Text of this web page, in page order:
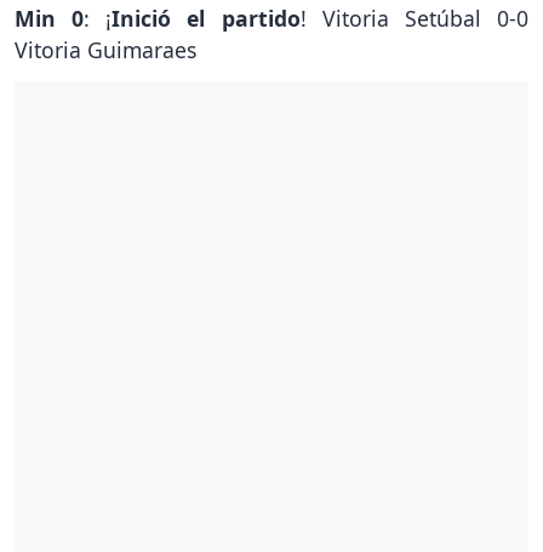
Min 0: ¡Inició el partido! Vitoria Setúbal 0-0
Vitoria Guimaraes